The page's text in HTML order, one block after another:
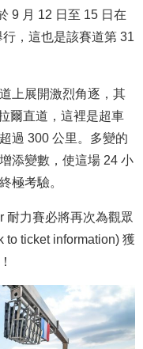
9 月 12 日至 15 日在
，這也是該賽道第 31
上展開激烈角逐，其
爾直道，這裡是超車
過 300 公里。多變的
添變數，使這場 24 小
極考驗。
耐力賽必將再次為觀眾
to ticket information) 獲